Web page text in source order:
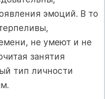
эмоций. В то
не умеют и не
занятия
тип личности